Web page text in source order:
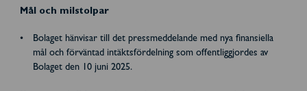
Mål och milstolpar
Bolaget hänvisar till det pressmeddelande med nya finansiella
mål och förväntad intäktsfördelning som offentliggjordes av
Bolaget den 10 juni 2025.